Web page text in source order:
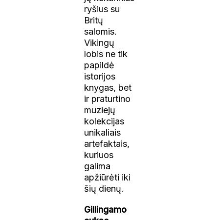
ryšius su
Britų
salomis.
Vikingų
lobis ne tik
papildė
istorijos
knygas, bet
ir praturtino
muziejų
kolekcijas
unikaliais
artefaktais,
kuriuos
galima
apžiūrėti iki
šių dienų.
Gillingamo